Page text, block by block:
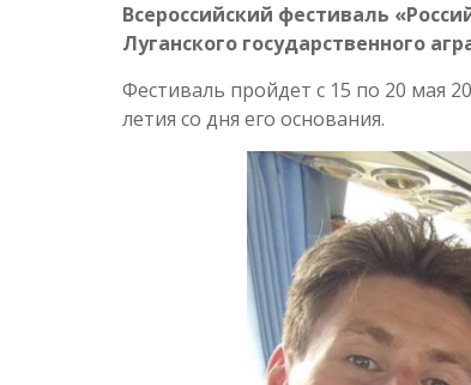
Всероссийский фестиваль
Луганского государственного
Фестиваль пройдет с 15 по 20 мая
летия со дня его основания.